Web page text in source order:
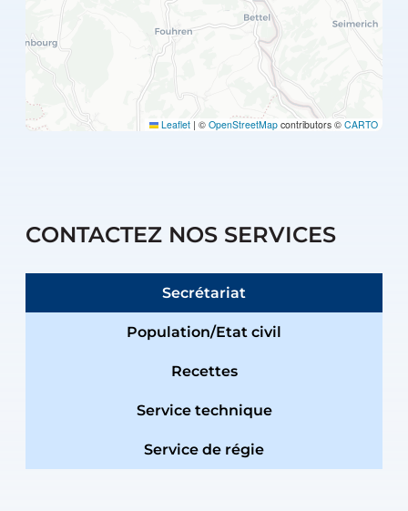
Leaflet | © OpenStreetMap contributors © CARTO
CONTACTEZ NOS SERVICES
Secrétariat
Population/Etat civil
Recettes
Service technique
Service de régie